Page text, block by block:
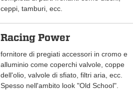
ceppi, tamburi, ecc.
Racing Power
fornitore di pregiati accessori in cromo e
alluminio come coperchi valvole, coppe
dell'olio, valvole di sfiato, filtri aria, ecc.
Spesso nell'ambito look "Old School".